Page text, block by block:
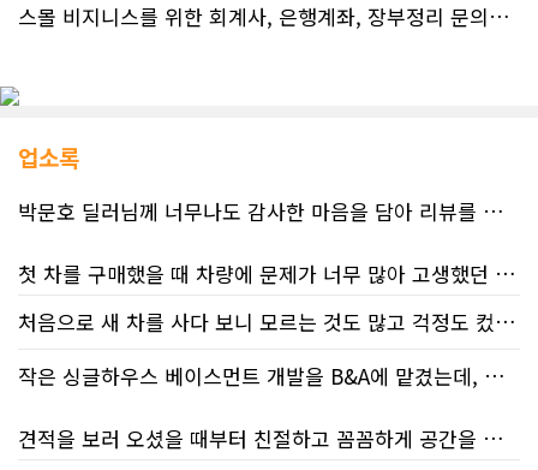
스몰 비지니스를 위한 회계사, 은행계좌, 장부정리 문의드립니다.
업소록
박문호 딜러님께 너무나도 감사한 마음을 담아 리뷰를 남깁니다.
첫 차를 구매했을 때 차량에 문제가 너무 많아 고생했던 경험이 있어서, 이번에는 정말 신중하게 고민하고 꼼꼼하게 알아본 후 차를 구매하고 싶었습니다. 그러던 중 사우스포인트의 박문호 딜러님을 만나면서 그동안의 고민이 모두 해결되었습니다.
처음 차량을 선택하는 과정부터 저에게 맞는 차량을 추천해 주셨고, 그 차량의 장단점과 다양한 기능까지 하나하나 자세하게 설명해 주셔서 큰 도움이 되었습니다. 원래는 새 차를 받기까지 4~5개월 정도 기다려야 한다고 들었는데, 딜러님의 노력 덕분에 한 달 만에 차량을 받을 수 있었습니다. 처음으로 새 차를 사다 보니 모르는 것도 많고 걱정도 컸는데 박문호 딜러님 덕분에 전 과정이 너무나 편안하고 만족스러웠습니다! 상담하는 내내 꼼꼼하게 설명해 주신 것은 물론, 복잡한 서류 절차와 차량 옵션 체크까지 세심하게 챙겨주셔서 마음이 정말 든든했습니다. 차량 출고 날에도 긴 시간 할애해 가며 기능을 친절하게 하나하나 설명해 주셔서 큰 도움이 되었는데요, 특히 정비사 출신이셔서 그런지 디테일한 부분까지 전문적으로 말씀해 주셔서 신뢰가 팍팍 갔습니다 ?? 다른분 리뷰에도 있지만 마지막에 "진짜 서비스는 이제부터 시작"이라는 진심어린 말씀에는 깊은 감동을 받았습니다. 앞으로 주변에 차 구매하려는 분이 있다면 무조건 박문호 딜러님 강력 추천입니다! 신경 써주셔서 진심으로 감사드리며, 늘 건강하시고 번창하시길 바랍니다 :)
작은 싱글하우스 베이스먼트 개발을 B&A에 맡겼는데, 처음부터 끝까지 정말 만족스러운 경험이었습니다.
견적을 보러 오셨을 때부터 친절하고 꼼꼼하게 공간을 확인해 주셨고, 여러 옵션이 포함된 견적 금액도 다른 업체들과 비교했을 때 매우 합리적이었습니다.